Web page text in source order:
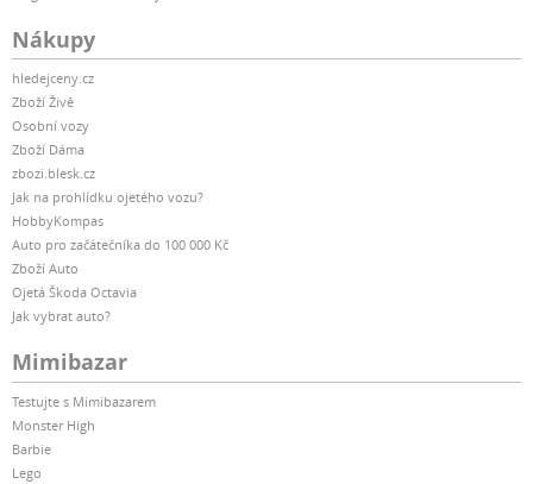
Nákupy
hledejceny.cz
Zboží Živě
Osobní vozy
Zboží Dáma
zbozi.blesk.cz
Jak na prohlídku ojetého vozu?
HobbyKompas
Auto pro začátečníka do 100 000 Kč
Zboží Auto
Ojetá Škoda Octavia
Jak vybrat auto?
Mimibazar
Testujte s Mimibazarem
Monster High
Barbie
Lego